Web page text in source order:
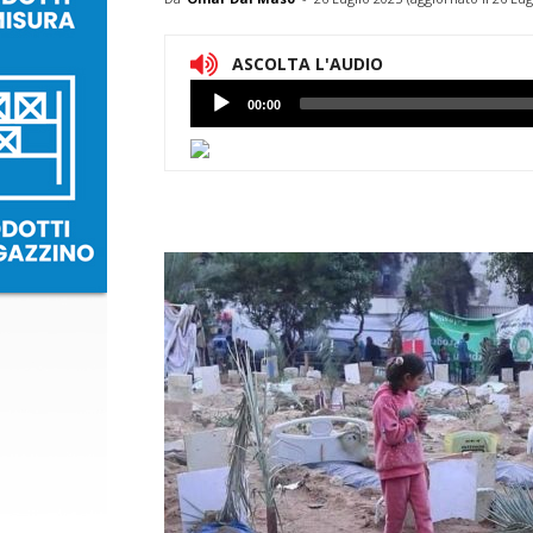
ASCOLTA L'AUDIO
Lettore
Audio
00:00